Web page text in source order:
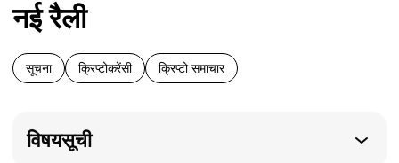
नई रैली
सूचना क्रिप्टोकरेंसी क्रिप्टो समाचार
विषयसूची